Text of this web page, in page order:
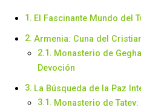
El Fascinante Mundo del
Armenia: Cuna del
Monasterio de
Devoción
La Búsqueda de la Paz
Monasterio de